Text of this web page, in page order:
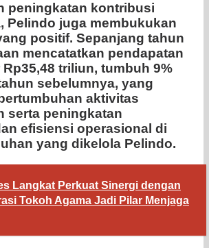
peningkatan kontribusi
Pelindo juga membukukan
positif. Sepanjang tahun
mencatatkan pendapatan
triliun, tumbuh 9%
sebelumnya, yang
aktivitas
serta peningkatan
efisiensi operasional di
yang dikelola Pelindo.
Langkat Perkuat Sinergi dengan
Tokoh Agama Jadi Pilar Menjaga